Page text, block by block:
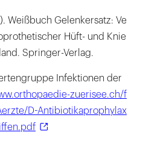
Weißbuch Gelenkersatz: Ve
Hüft- und Knie
Springer-Verlag.
Infektionen der
zuerisee.ch/f
D-Antibiotikaprophylax